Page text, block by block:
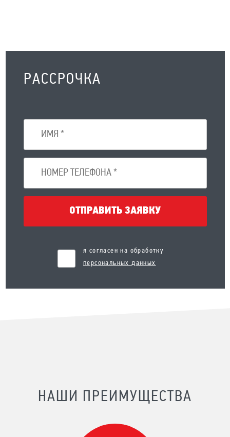
РАССРОЧКА
ОТПРАВИТЬ ЗАЯВКУ
я согласен на обработку
персональных данных
НАШИ ПРЕИМУЩЕСТВА